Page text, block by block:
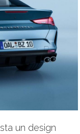
un design